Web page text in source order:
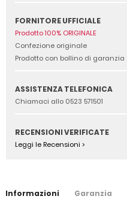
FORNITORE UFFICIALE
Prodotto 100% ORIGINALE
Confezione originale
Prodotto con bollino di garanzia
ASSISTENZA TELEFONICA
Chiamaci allo 0523 571501
RECENSIONI VERIFICATE
Leggi le Recensioni >
Informazioni Garanzia